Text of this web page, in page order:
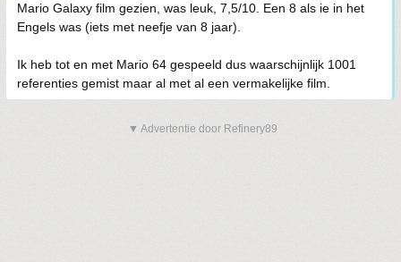
Mario Galaxy film gezien, was leuk, 7,5/10. Een 8 als ie in het
Engels was (iets met neefje van 8 jaar).
Ik heb tot en met Mario 64 gespeeld dus waarschijnlijk 1001
referenties gemist maar al met al een vermakelijke film.
▼ Advertentie door Refinery89